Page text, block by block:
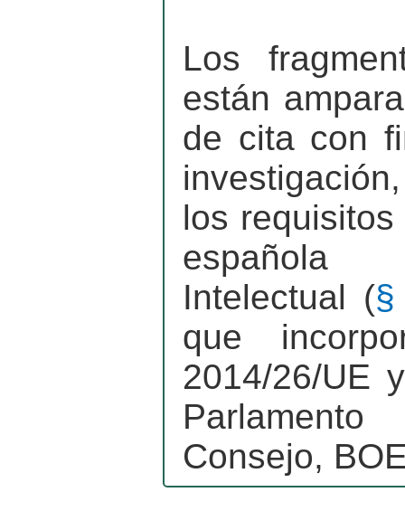
Los
están
de cita con
los
española
Intelectual (
que
2014/26/UE
Consejo,